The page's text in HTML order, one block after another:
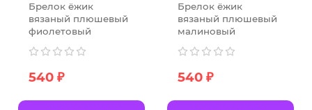
Брелок ёжик
вязаный плюшевый
фиолетовый
540 ₽
Брелок ёжик
вязаный плюшевый
малиновый
540 ₽